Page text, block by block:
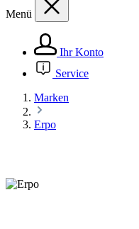
Menü
Ihr Konto
Service
Marken
Erpo